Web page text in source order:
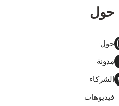
حول
حول
مدونة
الشركاء
فيديوهات